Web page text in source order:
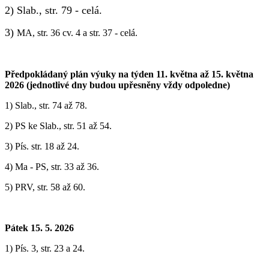
2) Slab., str. 79 - celá.
3) MA, str. 36 cv. 4 a str. 37 - celá.
Předpokládaný plán výuky na týden 11. května až 15. května
2026 (jednotlivé dny budou upřesněny vždy odpoledne)
1) ‎Slab., str. 74 až 78.
2) PS ke Slab., str. 51 až 54.
3) Pís. str. 18 až 24.
4) Ma - PS, str. 33 až 36.
5) PRV, str. 58 až 60.
Pátek 15. 5. 2026
1) Pís. 3, str. 23 a 24.